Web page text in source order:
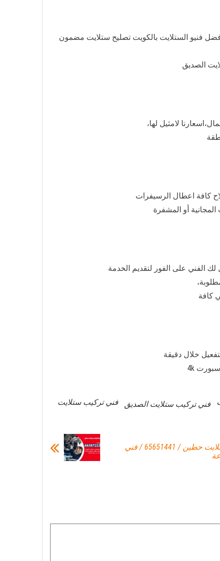
أفضل فنيو الستلايت بالكويت تصليح ستلايت مضمون
الصديق
لامثيل لها،
كافة اعطال الرسيفرات
أو المشفرة
الفني على الفور لتقديم الخدمة
كافة
خلال دقيقة
فني تركيب ستلايت الصديق
فني تركيب ستلايت
فني تركيب ستلايت حطين / 65651441 / فني